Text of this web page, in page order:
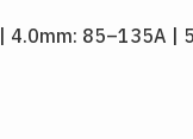
4.0mm: 85–135A |